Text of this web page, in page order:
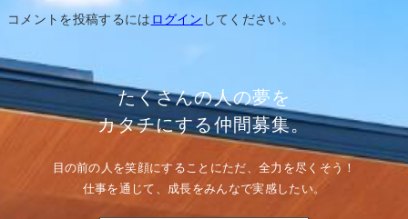
ー
シ
ン
コメントを投稿するには ログイン してください。
たくさんの人の夢を
カタチにする仲間募集。
目の前の人を笑顔にすることにただ、全力を尽くそう！
仕事を通じて、成長をみんなで実感したい。